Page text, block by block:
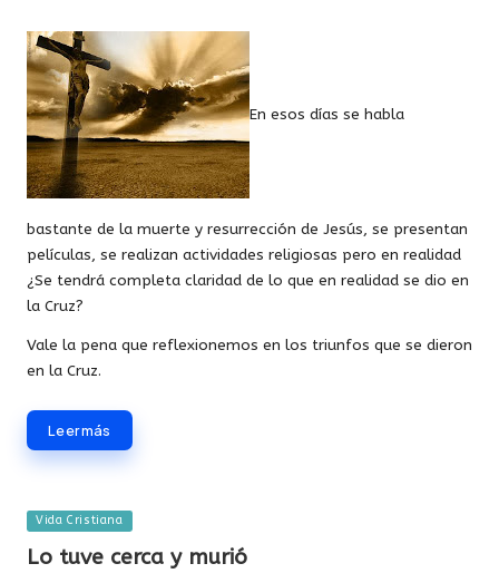
En esos días se habla
bastante de la muerte y resurrección de Jesús, se presentan
películas, se realizan actividades religiosas pero en realidad
¿Se tendrá completa claridad de lo que en realidad se dio en
la Cruz?
Vale la pena que reflexionemos en los triunfos que se dieron
en la Cruz.
Leer más
Publicada
Vida Cristiana
Lo tuve cerca y murió